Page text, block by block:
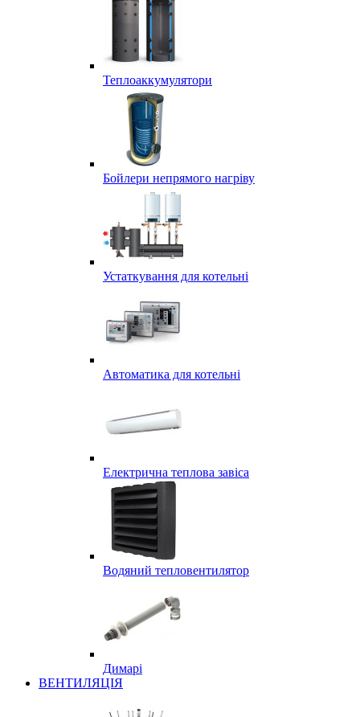
Теплоаккумулятори
Бойлери непрямого нагріву
Устаткування для котельні
Автоматика для котельні
Електрична теплова завіса
Водяний тепловентилятор
Димарі
ВЕНТИЛЯЦІЯ